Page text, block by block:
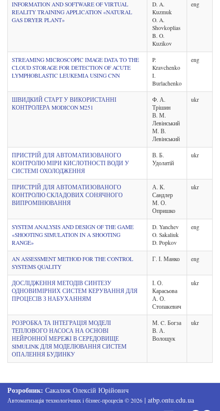
INFORMATION AND SOFTWARE OF VIRTUAL
REALITY TRAINING APPLICATION «NATURAL
GAS DRYER PLANT»
D. A.
Kuzmuk
O. A.
Shovkoplias
B. O.
Kuzikov
eng
STREAMING MICROSCOPIC IMAGE DATA TO THE
CLOUD STORAGE FOR DETECTION OF ACUTE
LYMPHOBLASTIC LEUKEMIA USING CNN
P.
Kravchenko
I.
Burlachenko
eng
ШВИДКИЙ СТАРТ У ВИКОРИСТАННІ
КОНТРОЛЕРА MODICON M251
Ф. А.
Трішин
В. М.
Левінський
М. В.
Левінський
ukr
ПРИСТРІЙ ДЛЯ АВТОМАТИЗОВАНОГО
КОНТРОЛЮ МІРИ КИСЛОТНОСТІ ВОДИ У
СИСТЕМІ ОХОЛОДЖЕННЯ
В. Б.
Удолатій
ukr
ПРИСТРІЙ ДЛЯ АВТОМАТИЗОВАНОГО
КОНТРОЛЮ СКЛАДОВИХ СОНЯЧНОГО
ВИПРОМІНЮВАННЯ
А. К.
Сандлер
М. О.
Опришко
ukr
SYSTEM ANALYSIS AND DESIGN OF THE GAME
«SHOOTING SIMULATION IN A SHOOTING
RANGE»
D. Yanchev
O. Sakaliuk
D. Popkov
eng
AN ASSESSMENT METHOD FOR THE CONTROL
SYSTEMS QUALITY
Г. І. Манко eng
ДОСЛІДЖЕННЯ МЕТОДІВ СИНТЕЗУ
ОДНОВИМІРНИХ СИСТЕМ КЕРУВАННЯ ДЛЯ
ПРОЦЕСІВ З НАБУХАННЯМ
І. О.
Карасьова
А. О.
Стопакевич
ukr
РОЗРОБКА ТА ІНТЕГРАЦІЯ МОДЕЛІ
ТЕПЛОВОГО НАСОСА НА ОСНОВІ
НЕЙРОННОЇ МЕРЕЖІ В СЕРЕДОВИЩЕ
SIMULINK ДЛЯ МОДЕЛЮВАННЯ СИСТЕМ
ОПАЛЕННЯ БУДИНКУ
М. C. Богза
В. А.
Волощук
ukr
Розробник: Сакалюк Олексій Юрійович
Автоматизація технологічних i бізнес-процесів©2026 | atbp.ontu.edu.ua